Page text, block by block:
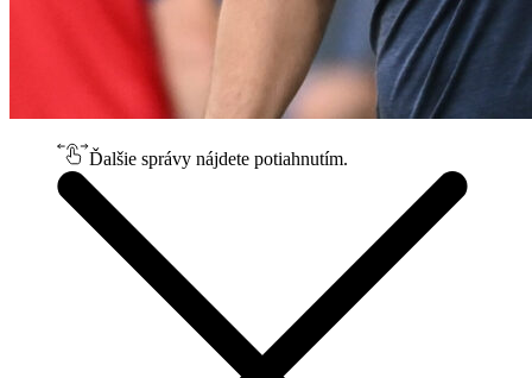
Ďalšie správy nájdete potiahnutím.